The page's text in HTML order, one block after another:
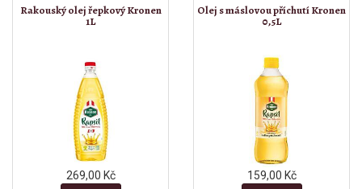
Rakouský olej řepkový Kronen
1L
269,00 Kč
Olej s máslovou příchutí Kronen
0,5L
159,00 Kč